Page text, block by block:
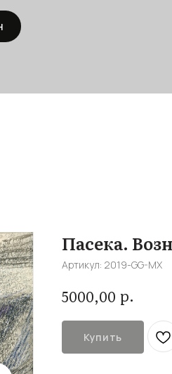
Пасека.
Артикул: 2019-GG-MX
5000,00 р.
Купить